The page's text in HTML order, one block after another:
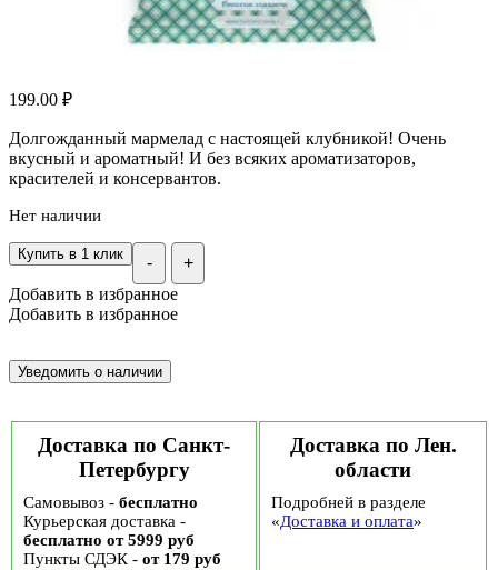
199.00 ₽
Долгожданный мармелад с настоящей клубникой! Очень
вкусный и ароматный! И без всяких ароматизаторов,
красителей и консервантов.
Нет наличии
- +
Купить в 1 клик
Добавить в избранное
Добавить в избранное
Доставка по Санкт-
Петербургу
Самовывоз - бесплатно
Курьерская доставка -
бесплатно от 5999 руб
Пункты СДЭК - от 179 руб
Доставка по Лен.
области
Подробней в разделе
«Доставка и оплата»